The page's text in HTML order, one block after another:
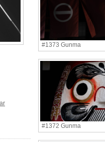
#1373 Gunma
#1372 Gunma